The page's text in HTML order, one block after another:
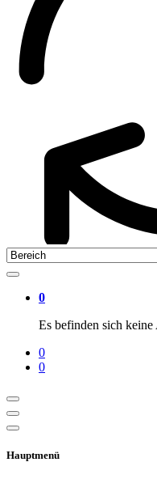
0
Es befinden sich
0
0
Hauptmenü